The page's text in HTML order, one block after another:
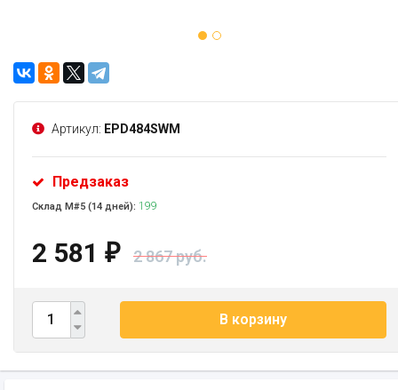
Артикул: EPD484SWM
Предзаказ
Склад М#5 (14 дней): 199
2 581 ₽ 2 867 руб.
В корзину